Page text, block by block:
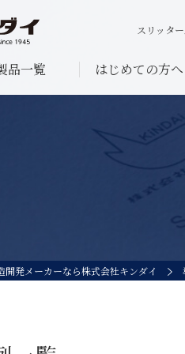
スリッタ
品一覧 はじめての方へ
発メーカーなら株式会社キンダイ